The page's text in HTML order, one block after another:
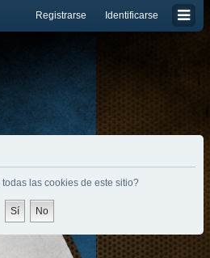
Identificarse
Registrarse
las cookies de este sitio?